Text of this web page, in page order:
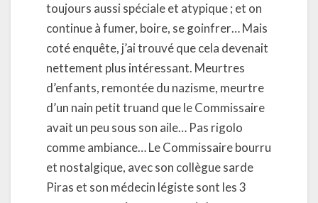
toujours aussi spéciale et atypique ; et on
continue à fumer, boire, se goinfrer… Mais
coté enquête, j’ai trouvé que cela devenait
nettement plus intéressant. Meurtres
d’enfants, remontée du nazisme, meurtre
d’un nain petit truand que le Commissaire
avait un peu sous son aile… Pas rigolo
comme ambiance… Le Commissaire bourru
et nostalgique, avec son collègue sarde
Piras et son médecin légiste sont les 3